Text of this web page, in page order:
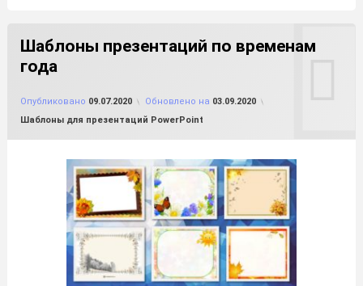
Шаблоны презентаций по временам
года
Опубликовано 09.07.2020 Обновлено на 03.09.2020
Рубрики:
Шаблоны для презентаций PowerPoint